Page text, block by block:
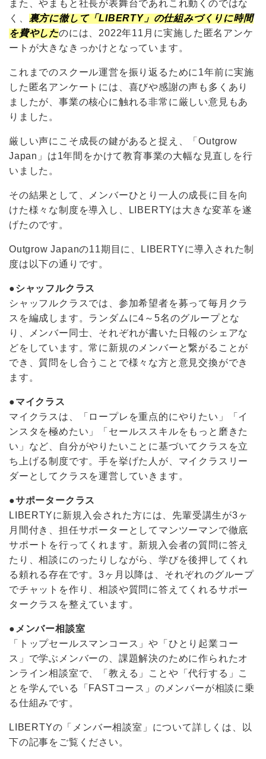
また、やまもと社長が表舞台であれこれ動くのではな
く、 裏方に徹して「LIBERTY」の仕組みづくりに時間
を費やしたのには、2022年11月に実施した匿名アンケ
ートが大きなきっかけとなっています。
これまでのスクール運営を振り返るために1年前に実施
した匿名アンケートには、喜びや感謝の声も多くあり
ましたが、事業の核心に触れる非常に厳しい意見もあ
りました。
厳しい声にこそ成長の鍵があると捉え、「Outgrow
Japan」は1年間をかけて教育事業の大幅な見直しを行
いました。
その結果として、メンバーひとり一人の成長に目を向
けた様々な制度を導入し、LIBERTYは大きな変革を遂
げたのです。
Outgrow Japanの11期目に、LIBERTYに導入された制
度は以下の通りです。
●シャッフルクラス
シャッフルクラスでは、参加希望者を募って毎月クラ
スを編成します。ランダムに4～5名のグループとな
り、メンバー同士、それぞれが書いた日報のシェアな
どをしています。常に新規のメンバーと繋がることが
でき、質問をし合うことで様々な方と意見交換ができ
ます。
●マイクラス
マイクラスは、「ロープレを重点的にやりたい」「イ
ンスタを極めたい」「セールススキルをもっと磨きた
い」など、自分がやりたいことに基づいてクラスを立
ち上げる制度です。手を挙げた人が、マイクラスリー
ダーとしてクラスを運営していきます。
●サポータークラス
LIBERTYに新規入会された方には、先輩受講生が3ヶ
月間付き、担任サポーターとしてマンツーマンで徹底
サポートを行ってくれます。新規入会者の質問に答え
たり、相談にのったりしながら、学びを後押してくれ
る頼れる存在です。3ヶ月以降は、それぞれのグループ
でチャットを作り、相談や質問に答えてくれるサポー
タークラスを整えています。
●メンバー相談室
「トップセールスマンコース」や「ひとり起業コー
ス」で学ぶメンバーの、課題解決のために作られたオ
ンライン相談室で、「教える」ことや「代行する」こ
とを学んでいる「FASTコース」のメンバーが相談に乗
る仕組みです。
LIBERTYの「メンバー相談室」について詳しくは、以
下の記事をご覧ください。